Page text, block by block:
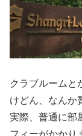
クラブルームと
けどん、なんか
実際、普通に部